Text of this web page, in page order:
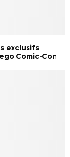
exclusifs
Comic-Con